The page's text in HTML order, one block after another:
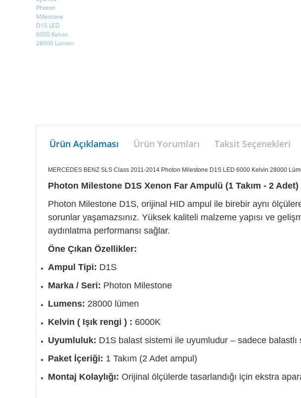
Ürün Açıklaması Ürün Yorumları Taksit Seçenekleri
MERCEDES BENZ SLS Class 2011-2014 Photon Milestone D1S LED 6000 Kelvin 28000
Photon Milestone D1S Xenon Far Ampulü (1 Takım - 2 Adet)
Photon Milestone D1S, orijinal HID ampul ile birebir aynı
sorunlar yaşamazsınız. Yüksek kaliteli malzeme yapısı ve
aydınlatma performansı sağlar.
Öne Çıkan Özellikler:
Ampul Tipi: D1S
Marka / Seri: Photon Milestone
Lumens: 28000 lümen
Kelvin ( Işık rengi ) : 6000K
Uyumluluk: D1S balast sistemi ile uyumludur – sadece balastlı
Paket İçeriği: 1 Takım (2 Adet ampul)
Montaj Kolaylığı: Orijinal ölçülerde tasarlandığı için ekstra